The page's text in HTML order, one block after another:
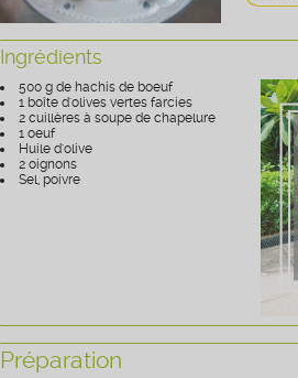
Ingrédients
500 g de hachis de boeuf
1 boîte d'olives vertes farcies
2 cuillères à soupe de chapelure
1 oeuf
Huile d'olive
2 oignons
Sel, poivre
Préparation